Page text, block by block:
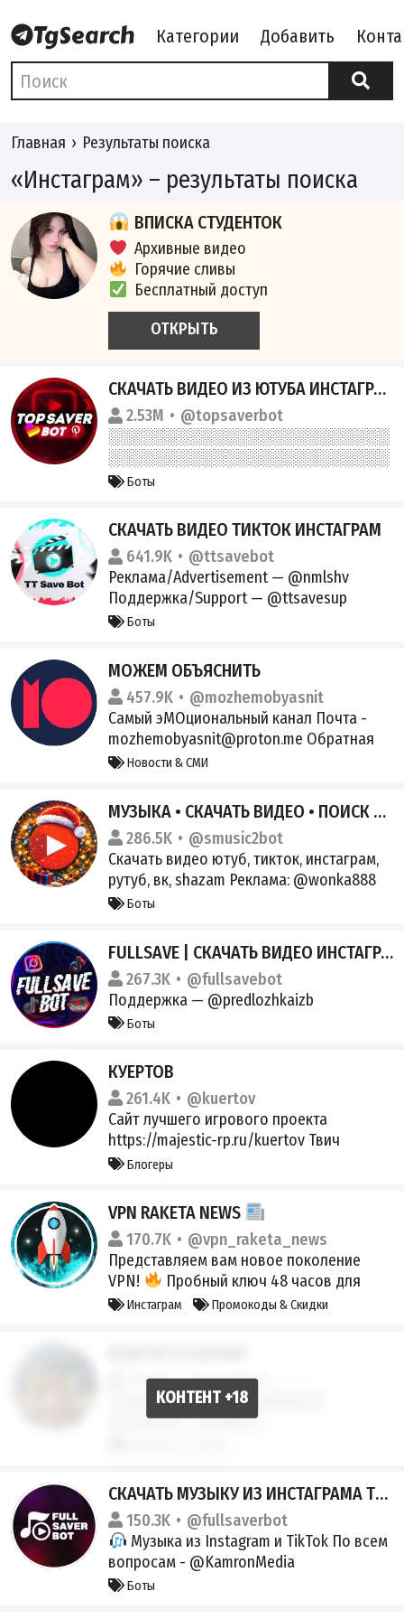
Категории Добавить
Главная Результаты поиска
«Инстаграм» – результаты поиска
ВПИСКА СТУДЕНТОК
Архивные видео
Горячие сливы
Бесплатный доступ
ОТКРЫТЬ
СКАЧАТЬ ВИДЕО ИЗ ЮТУБА ИНСТАГРАМ
2.53M @topsaverbot
Боты
СКАЧАТЬ ВИДЕО ТИКТОК ИНСТАГРАМ
641.9K
@ttsavebot
Реклама/Advertisement — @nmlshv
Поддержка/Support — @ttsavesup
Боты
МОЖЕМ ОБЪЯСНИТЬ
457.9K
@mozhemobyasnit
Самый эМОциональный канал Почта -
mozhemobyasnit@proton.me Обратная
связь - @mozobbot Реклама и ВП -
Инстаграм -
www.instagram.com/mopolitics/
Резервный ютуб
https://www.youtube.com/channel/UC23uk
I8iiFRJeUIpAkftcTw
Новости & СМИ
МУЗЫКА • СКАЧАТЬ ВИДЕО • ПОИСК МУЗЫКИ
286.5K
@smusic2bot
Скачать видео ютуб, тикток, инстаграм,
рутуб, вк, shazam Реклама: @wonka888
@naxay
Боты
FULLSAVE | СКАЧАТЬ ВИДЕО ИНСТАГРАМ ТИКТОК
267.3K
@fullsavebot
Поддержка — @predlozhkaizb
Боты
КУЕРТОВ
261.4K
@kuertov
Сайт лучшего игрового проекта
https://majestic-rp.ru/kuertov Твич
https://twitch.tv/kuertov/ ВК
https://instagram.com/vladkuertov/
Блогеры
VPN RAKETA NEWS
170.7K
@vpn_raketa_news
Представляем вам новое поколение
VPN!
Пробный ключ 48 часов для
новых пользователей: Получить VPN
Инстаграм Промокоды & Скидки
159.6K
@renatkotv
Сотрудничество - @mutello558
Инстаграм - renatkooo
СКАЧАТЬ МУЗЫКУ ИЗ ИНСТАГРАМА ТИКТОКА
150.3K
@fullsaverbot
Музыка из Instagram и TikTok По всем
вопросам - @KamronMedia
Боты